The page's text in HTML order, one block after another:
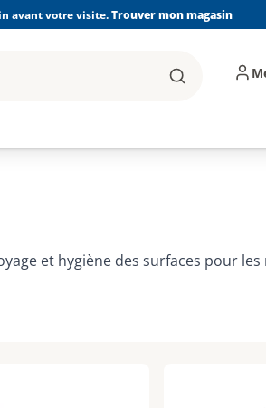
avant votre visite.Trouver mon magasin
Rechercher
et hygiène des surfaces pour